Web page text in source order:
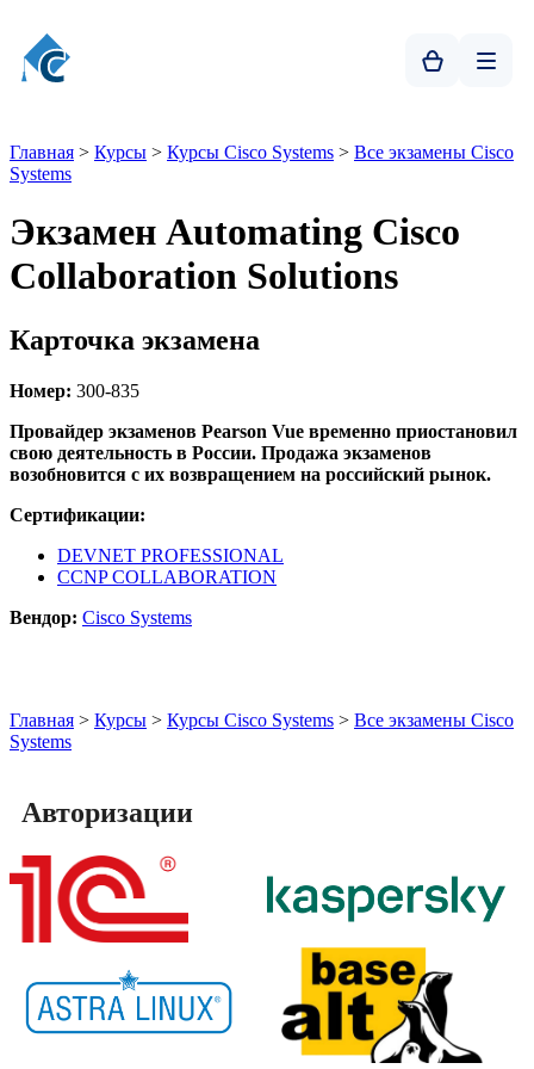
Главная > Курсы > Курсы Cisco Systems > Все экзамены Cisco
Systems
Экзамен Automating Cisco
Collaboration Solutions
Карточка экзамена
Номер: 300-835
Провайдер экзаменов Pearson Vue временно приостановил
свою деятельность в России. Продажа экзаменов
возобновится с их возвращением на российский рынок.
Сертификации:
DEVNET PROFESSIONAL
CCNP COLLABORATION
Вендор: Cisco Systems
Главная > Курсы > Курсы Cisco Systems > Все экзамены Cisco
Systems
Авторизации